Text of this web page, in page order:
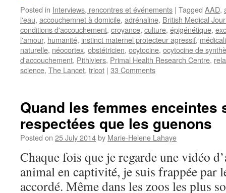
Posted in Interviews, rencontres et événements | Tagged AAD,
l'eau, accouchemnet à domicile, adrénaline, British Medical
conditions d'accouchement, croyance, culture, épigénétique,
l'amour, humanité, instinct maternel protecteur agressif,
naturelle, néocortex, obstétricien, ocytocine, ocytocine de
d'accouchement, Pithiviers, Primal Health Research Centre,
science, The Lancet, tricot | 33 Comments
Quand les femmes enceintes
respectées que les guenons
Posted on 25 July 2014by Marie-Helene Lahaye
Chaque fois que je regarde une vidéo
animal en captivité, je suis frappée par
accordé. Même dans les zoos les plus